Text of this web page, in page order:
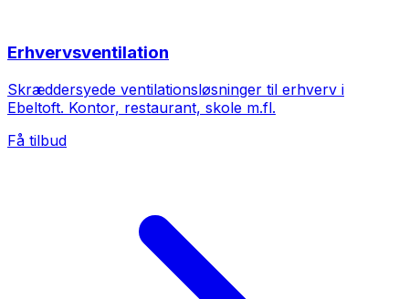
Erhvervsventilation
Skræddersyede ventilationsløsninger til erhverv i
Ebeltoft. Kontor, restaurant, skole m.fl.
Få tilbud